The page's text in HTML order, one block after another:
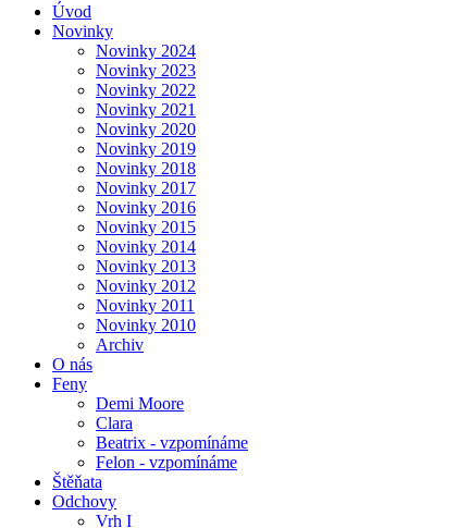
Úvod
Novinky
Novinky 2024
Novinky 2023
Novinky 2022
Novinky 2021
Novinky 2020
Novinky 2019
Novinky 2018
Novinky 2017
Novinky 2016
Novinky 2015
Novinky 2014
Novinky 2013
Novinky 2012
Novinky 2011
Novinky 2010
Archiv
O nás
Feny
Demi Moore
Clara
Beatrix - vzpomínáme
Felon - vzpomínáme
Štěňata
Odchovy
Vrh I